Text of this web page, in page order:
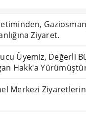
Ziyaret.
Üyemiz, Değerli
Hakk'a
Merkezi